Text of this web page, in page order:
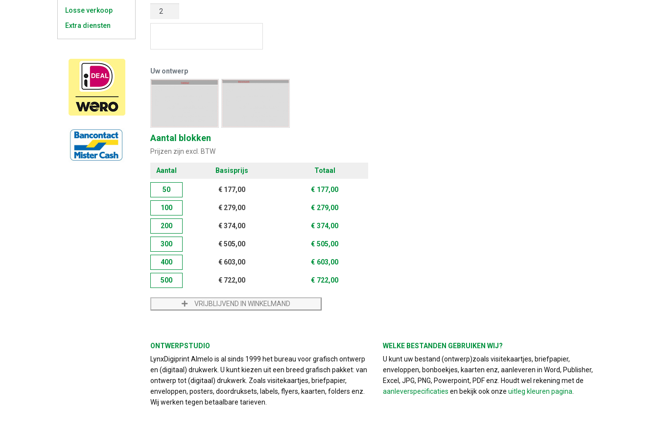
Losse verkoop
Extra diensten
Uw ontwerp
Aantal blokken
Prijzen zijn excl. BTW
Aantal Basisprijs Totaal
50 € 177,00 € 177,00
100 € 279,00 € 279,00
200 € 374,00 € 374,00
300 € 505,00 € 505,00
400 € 603,00 € 603,00
500 € 722,00 € 722,00
VRIJBLIJVEND IN WINKELMAND
ONTWERPSTUDIO
LynxDigiprint Almelo is al sinds 1999 het bureau voor grafisch ontwerp
en (digitaal) drukwerk. U kunt kiezen uit een breed grafisch pakket: van
ontwerp tot (digitaal) drukwerk. Zoals visitekaartjes, briefpapier,
enveloppen, posters, doordruksets, labels, flyers, kaarten, folders enz.
Wij werken tegen betaalbare tarieven.
WELKE BESTANDEN GEBRUIKEN WIJ?
U kunt uw bestand (ontwerp)zoals visitekaartjes, briefpapier,
enveloppen, bonboekjes, kaarten enz, aanleveren in Word, Publisher,
Excel, JPG, PNG, Powerpoint, PDF enz. Houdt wel rekening met de
aanleverspecificaties en bekijk ook onze uitleg kleuren pagina.